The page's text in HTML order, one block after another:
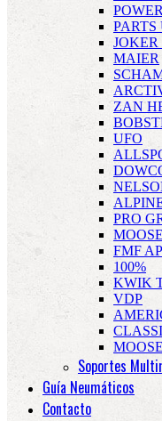
MAIER
ZAN
UFO
PRO
FMF
100%
KWIK
VDP
Soportes
Guía Neumáticos
Contacto